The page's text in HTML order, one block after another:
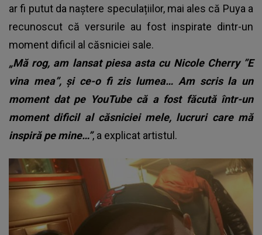
ar fi putut da naștere speculațiilor, mai ales că Puya a
recunoscut că versurile au fost inspirate dintr-un
moment dificil al căsniciei sale.
„Mă rog, am lansat piesa asta cu Nicole Cherry ”E
vina mea”, și ce-o fi zis lumea… Am scris la un
moment dat pe YouTube că a fost făcută într-un
moment dificil al căsniciei mele, lucruri care mă
inspiră pe mine…”, a explicat artistul.